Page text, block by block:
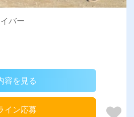
バー
容を見る
イン応募